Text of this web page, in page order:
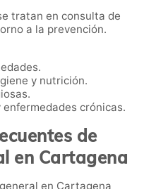
tratan en consulta de
a la prevención.
y nutrición.
crónicas.
de
en Cartagena
en Cartagena